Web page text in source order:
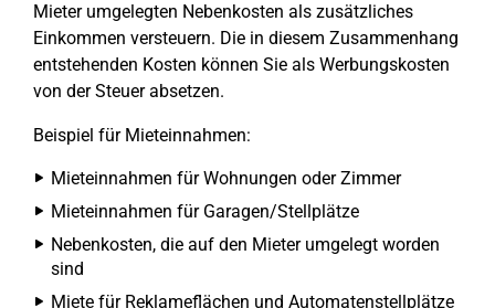
Mieter umgelegten Nebenkosten als zusätzliches
Einkommen versteuern. Die in diesem Zusammenhang
entstehenden Kosten können Sie als Werbungskosten
von der Steuer absetzen.
Beispiel für Mieteinnahmen:
Mieteinnahmen für Wohnungen oder Zimmer
Mieteinnahmen für Garagen/Stellplätze
Nebenkosten, die auf den Mieter umgelegt worden
sind
Miete für Reklameflächen und Automatenstellplätze